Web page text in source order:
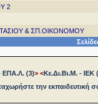
2
& ΣΠ.ΟΙΚΟΝΟΜΟΥ
ΕΠΑ.Λ. (3)> <Κε.Δι.Βι.Μ. - ΙΕΚ
την εκπαιδευτική